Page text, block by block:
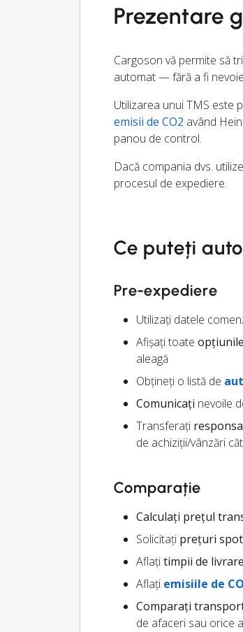
Prezentare
Cargoson vă permite să
automat — fără a fi
Utilizarea unui TMS este
emisii de CO2 având
panou de control.
Dacă compania dvs.
procesul de expediere.
Ce puteți
Pre-expediere
Utilizați datele
Afișați toate
aleagă
Obțineți o listă de
Comunicați nevoile
Transferați
de achiziții/vânzări
Comparație
Calculați prețul
Solicitați prețuri spot
Aflațitimpii de livrare
Aflați emisiile de
Comparați
de afaceri sau orice